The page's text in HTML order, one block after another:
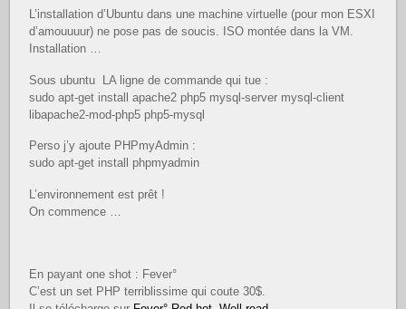
L’installation d’Ubuntu dans une machine virtuelle (pour mon ESXI
d’amouuuur) ne pose pas de soucis. ISO montée dans la VM.
Installation …
Sous ubuntu LA ligne de commande qui tue :
sudo apt-get install apache2 php5 mysql-server mysql-client
libapache2-mod-php5 php5-mysql
Perso j’y ajoute PHPmyAdmin :
sudo apt-get install phpmyadmin
L’environnement est prêt !
On commence …
En payant one shot : Fever°
C’est un set PHP terriblissime qui coute 30$.